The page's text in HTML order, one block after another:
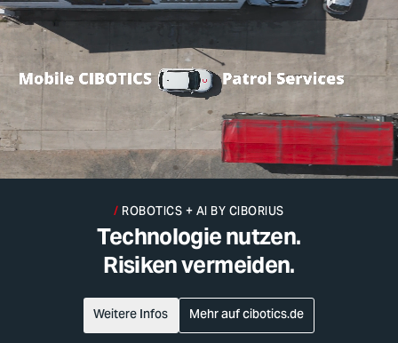
ROBOTICS + AI BYCIBORIUS
Technologie nutzen.
Risiken vermeiden.
Weitere Infos Mehr auf cibotics.de